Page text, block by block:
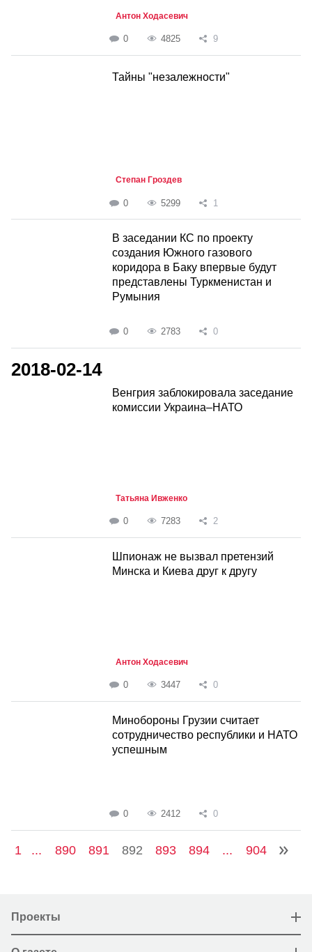
Антон Ходасевич
0 4825 9
Тайны "незалежности"
Степан Гроздев
0 5299 1
В заседании КС по проекту
создания Южного газового
коридора в Баку впервые будут
представлены Туркменистан и
Румыния
0 2783 0
2018-02-14
Венгрия заблокировала заседание
комиссии Украина–НАТО
Татьяна Ивженко
0 7283 2
Шпионаж не вызвал претензий
Минска и Киева друг к другу
Антон Ходасевич
0 3447 0
Минобороны Грузии считает
сотрудничество республики и НАТО
успешным
0 2412 0
1 ... 890 891 892 893 894 ... 904
Проекты